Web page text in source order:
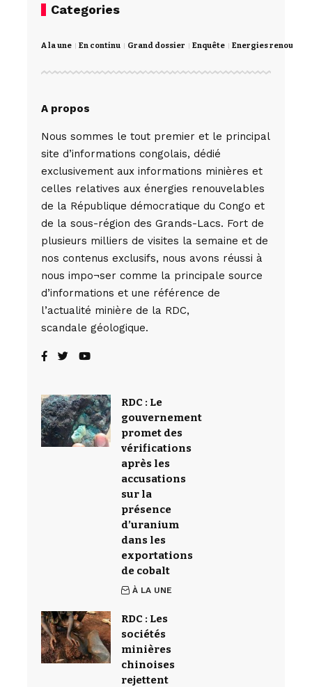
Categories
A la une En continu Grand dossier Enquête Energies
A propos
Nous sommes le tout premier et le principal
site d’informations congolais, dédié
exclusivement aux informations minières et
celles relatives aux énergies renouvelables
de la République démocratique du Congo et
de la sous-région des Grands-Lacs. Fort de
plusieurs milliers de visites la semaine et de
nos contenus exclusifs, nous avons réussi à
nous impo¬ser comme la principale source
d’informations et une référence de
l’actualité minière de la RDC,
scandale géologique.
RDC : Le
gouvernement
promet des
vérifications
après les
accusations
sur la
présence
d’uranium
dans les
exportations
de cobalt
À LA UNE
RDC : Les
sociétés
minières
chinoises
rejettent